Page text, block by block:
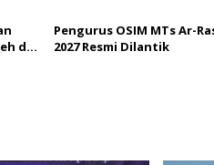
di
Pengurus OSIM MTs Ar-
2027 Resmi Dilantik